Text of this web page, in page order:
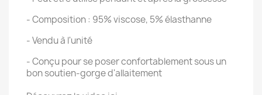
- Composition : 95% viscose, 5% élasthanne
- Vendu à l'unité
- Conçu pour se poser confortablement sous un
bon soutien-gorge d'allaitement